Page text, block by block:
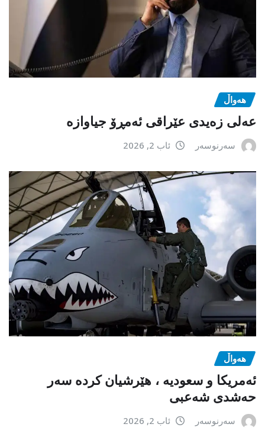
هەواڵ
عەلی زەیدی عێراقی ئەمڕۆ جیاوازە
سەرنوسەر ئاب 2, 2026
هەواڵ
ئەمریکا و سعودیە ، هێرشیان کردە سەر
حەشدی شەعبی
سەرنوسەر ئاب 2, 2026